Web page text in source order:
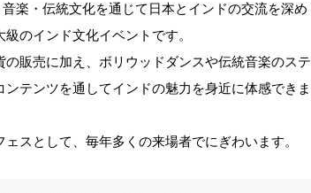
楽・伝統文化を通じて日本とインドの交流を深め
のインド文化イベントです。
販売に加え、ボリウッドダンスや伝統音楽のステ
テンツを通してインドの魅力を身近に体感できま
スとして、毎年多くの来場者でにぎわいます。